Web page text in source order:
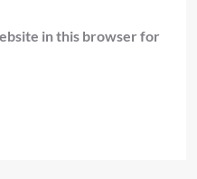
in this browser for